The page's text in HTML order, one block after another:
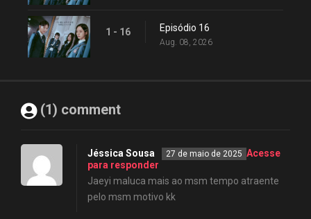
1 - 16 Episódio 16
Aug. 08, 2026
(1) comment
Jéssica Sousa 27 de maio de 2025 Acesse
para responder
Jaeyi maluca mais ao msm tempo atraente
pelo msm motivo kk